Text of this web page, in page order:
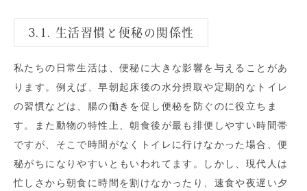
3.1. 生活習慣と便秘の関係性
私たちの日常生活は、便秘に大きな影響を与えることがあ
ります。例えば、早朝起床後の水分摂取や定期的なトイレ
の習慣などは、腸の働きを促し便秘を防ぐのに役立ちま
す。また動物の特性上、朝食後が最も排便しやすい時間帯
ですが、そこで時間がなくトイレに行けなかった場合、便
秘がちになりやすいともいわれてます。しかし、現代人は
忙しさから朝食に時間を割けなかったり、速食や夜遅い夕